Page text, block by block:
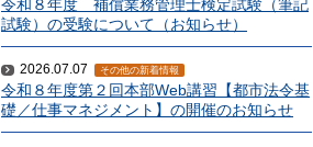
令和８年度 補償業務管理士検定試験（筆記
試験）の受験について（お知らせ）
2026.07.07 その他の新着情報
令和８年度第２回本部Web講習【都市法令基
礎／仕事マネジメント】の開催のお知らせ